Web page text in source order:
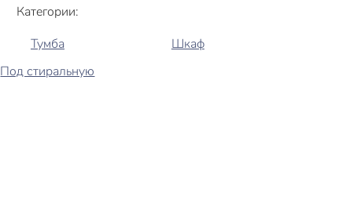
Категории:
Тумба
Шкаф
Под стиральную